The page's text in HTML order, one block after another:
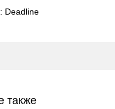
Deadline
также